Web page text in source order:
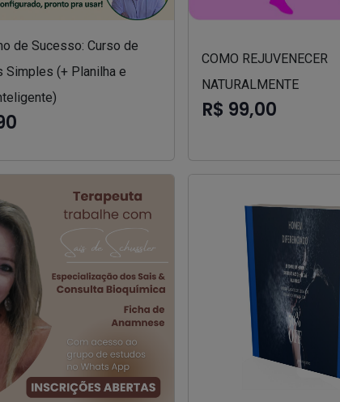
de Sucesso: Curso de
Simples (+ Planilha e
COMO REJUVENECER
NATURALMENTE
R$ 99,00